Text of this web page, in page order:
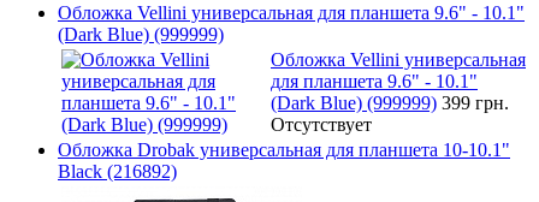
Обложка Vellini универсальная для планшета 9.6" - 10.1"
(Dark Blue) (999999)
Обложка Vellini универсальная
для планшета 9.6" - 10.1"
(Dark Blue) (999999) 399 грн.
Отсутствует
Обложка Drobak универсальная для планшета 10-10.1"
Black (216892)